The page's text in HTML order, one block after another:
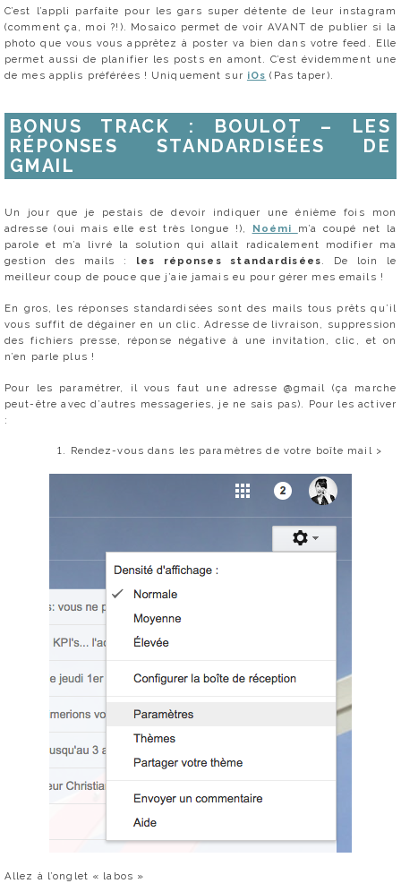
C’est l’appli parfaite pour les gars super détente de leur instagram
(comment ça, moi ?!). Mosaico permet de voir AVANT de publier si la
photo que vous vous apprêtez à poster va bien dans votre feed. Elle
permet aussi de planifier les posts en amont. C’est évidemment une
de mes applis préférées ! Uniquement sur iOs (Pas taper).
BONUS TRACK : BOULOT – LES
RÉPONSES STANDARDISÉES DE
GMAIL
Un jour que je pestais de devoir indiquer une énième fois mon
adresse (oui mais elle est très longue !), Noémi m’a coupé net la
parole et m’a livré la solution qui allait radicalement modifier ma
gestion des mails : les réponses standardisées. De loin le
meilleur coup de pouce que j’aie jamais eu pour gérer mes emails !
En gros, les réponses standardisées sont des mails tous prêts qu’il
vous suffit de dégainer en un clic. Adresse de livraison, suppression
des fichiers presse, réponse négative à une invitation, clic, et on
n’en parle plus !
Pour les paramétrer, il vous faut une adresse @gmail (ça marche
peut-être avec d’autres messageries, je ne sais pas). Pour les activer
:
Rendez-vous dans les paramètres de votre boîte mail >
Allez à l’onglet « labos »